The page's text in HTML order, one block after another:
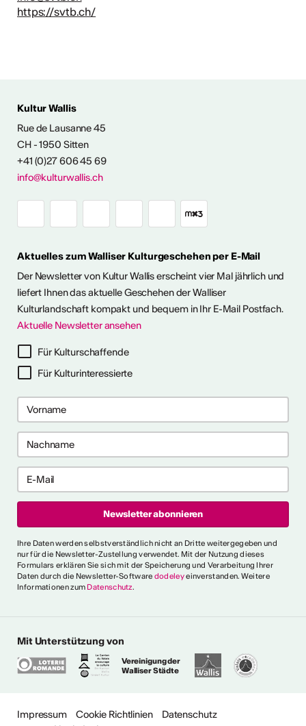
anzeigen
als
r
r
Ein
erklärt ausserdem den
Ausdrücken.
https://svtb.ch/
Kultur Wallis
Rue de Lausanne 45
CH - 1950 Sitten
+41 (0)27 606 45 69
info@kulturwallis.ch
Aktuelles zum Walliser Kulturgeschehen per E-Mail
Der Newsletter von Kultur Wallis erscheint vier Mal jährlich und
liefert Ihnen das aktuelle Geschehen der Walliser
Kulturlandschaft kompakt und bequem in Ihr E-Mail Postfach.
Aktuelle Newsletter ansehen
Für Kulturschaffende
Für Kulturinteressierte
Ihre Daten werden selbstverständlich nicht an Dritte weitergegeben und
nur für die Newsletter-Zustellung verwendet. Mit der Nutzung dieses
Formulars erklären Sie sich mit der Speicherung und Verarbeitung Ihrer
Daten durch die Newsletter-Software dodeleyeinverstanden. Weitere
Informationen zum Datenschutz.
Mit Unterstützung von
Vereinigung der
Walliser Städte
Impressum Cookie Richtlinien
Datenschutz